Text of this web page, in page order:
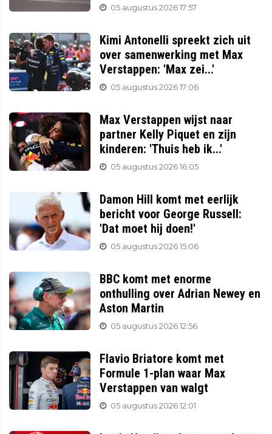
05 augustus 2026 17:57
Kimi Antonelli spreekt zich uit
over samenwerking met Max
Verstappen: 'Max zei...'
05 augustus 2026 17:06
Max Verstappen wijst naar
partner Kelly Piquet en zijn
kinderen: 'Thuis heb ik...'
05 augustus 2026 16:05
Damon Hill komt met eerlijk
bericht voor George Russell:
'Dat moet hij doen!'
05 augustus 2026 15:06
BBC komt met enorme
onthulling over Adrian Newey en
Aston Martin
05 augustus 2026 12:56
Flavio Briatore komt met
Formule 1-plan waar Max
Verstappen van walgt
05 augustus 2026 12:01